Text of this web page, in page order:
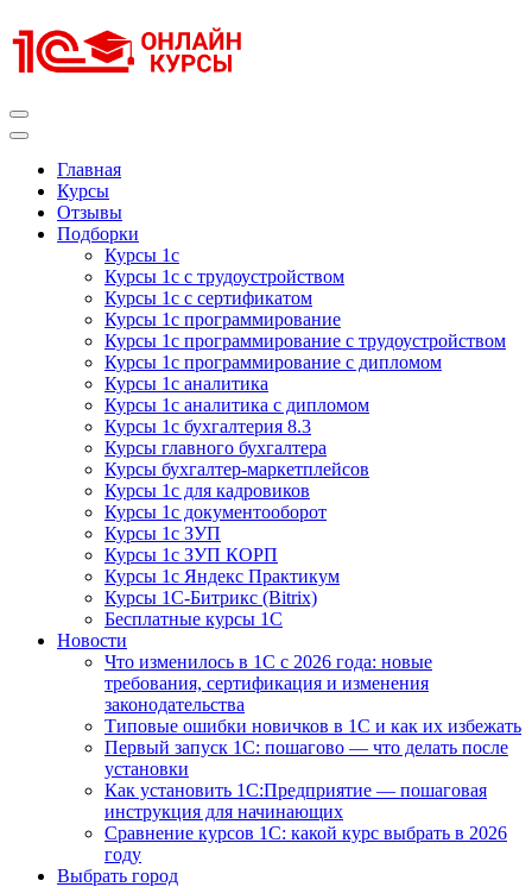
к
содержимому
Главная
Курсы
Отзывы
Подборки
Курсы 1с
Курсы 1с с трудоустройством
Курсы 1с с сертификатом
Курсы 1с программирование
Курсы 1с программирование с трудоустройством
Курсы 1с программирование с дипломом
Курсы 1с аналитика
Курсы 1с аналитика с дипломом
Курсы 1с бухгалтерия 8.3
Курсы главного бухгалтера
Курсы бухгалтер-маркетплейсов
Курсы 1с для кадровиков
Курсы 1с документооборот
Курсы 1с ЗУП
Курсы 1с ЗУП КОРП
Курсы 1с Яндекс Практикум
Курсы 1С-Битрикс (Bitrix)
Бесплатные курсы 1С
Новости
Что изменилось в 1С с 2026 года: новые
требования, сертификация и изменения
законодательства
Типовые ошибки новичков в 1С и как их избежать
Первый запуск 1С: пошагово — что делать после
установки
Как установить 1С:Предприятие — пошаговая
инструкция для начинающих
Сравнение курсов 1С: какой курс выбрать в 2026
году
Выбрать город